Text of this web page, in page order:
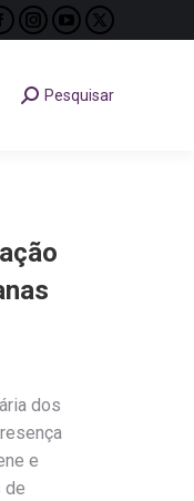
opens
Instagram
opens
YouTube
opens
X
opens
Search:Pesquisar
dos
e
de
Search:
Pesquisar